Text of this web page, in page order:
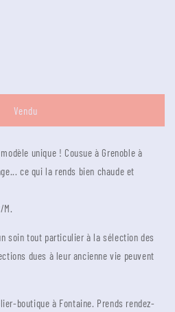
Vendu
unique ! Cousue à Grenoble à
ce qui la rends bien chaude et
M.
soin tout particulier à la sélection des
dues à leur ancienne vie peuvent
boutique à Fontaine. Prends rendez-